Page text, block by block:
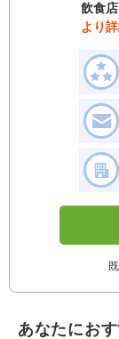
飲食
より
あなたにお